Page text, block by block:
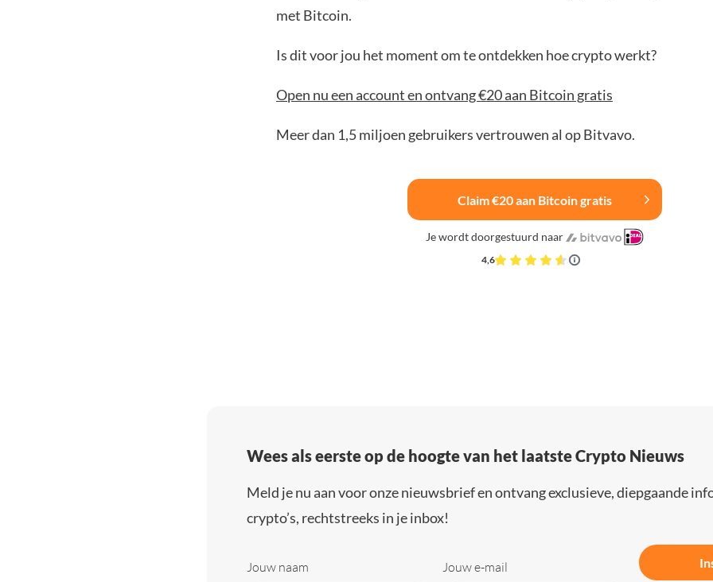
met Bitcoin.
Is dit voor jou het moment om te ontdekken hoe crypto werkt?
Open nu een account en ontvang €20 aan Bitcoin gratis
Meer dan 1,5 miljoen gebruikers vertrouwen al op Bitvavo.
Claim €20 aan Bitcoin gratis
Je wordt doorgestuurd naar
4,6
Wees als eerste op de hoogte van het laatste Crypto Nieuws
Meld je nu aan voor onze nieuwsbrief en ontvang exclusieve, diepgaande
crypto’s, rechtstreeks in je inbox!
Jouw naam Jouw e-mail